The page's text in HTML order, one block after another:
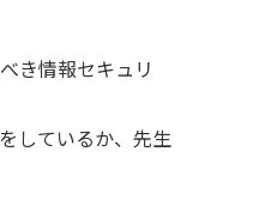
き情報セキュリ
しているか、先生